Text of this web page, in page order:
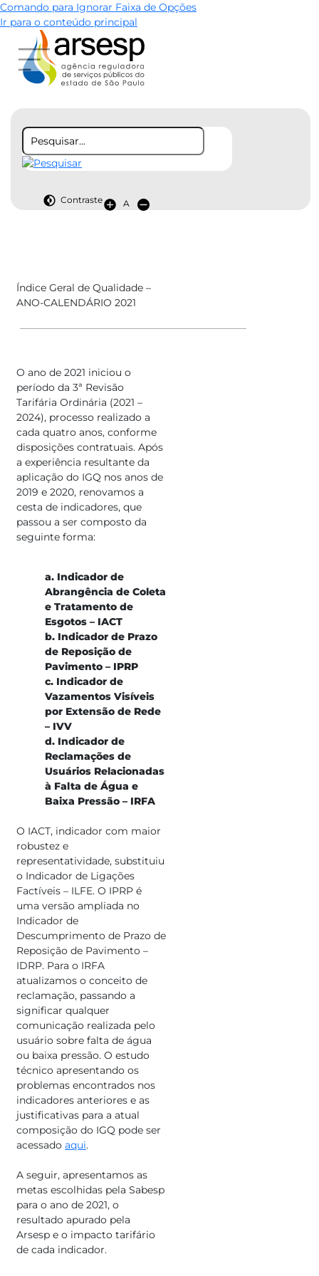
Comando para Ignorar Faixa de Opções
Ir para o conteúdo principal
Contraste A
Índice Geral de Qualidade –
ANO-CALENDÁRIO 2021​
O ano de 2021 iniciou o
período da 3ª Revisão
Tarifária Ordinária (2021 –
2024), processo realizado a
cada quatro anos, conforme
disposições contratuais. Após
a experiência resultante da
aplicação do IGQ nos anos de
2019 e 2020, renovamos a
cesta de indicadores, que
passou a ser composto da
seguinte forma:
a. Indicador de
Abrangência de Coleta
e Tratamento de
Esgotos – IACT
b. Indicador de Prazo
de Reposição de
Pavimento – IPRP
c. Indicador de
Vazamentos Visíveis
por Extensão de Rede
– IVV
d. Indicador de
Reclamações de
Usuários Relacionadas
à Falta de Água e
Baixa Pressão – IRFA
O IACT, indicador com maior
robustez e
representatividade, substituiu
o Indicador de Ligações
Factíveis – ILFE. O IPRP é
uma versão​ ampliada no
Indicador de
Descumprimento de Prazo de
Reposição de Pavimento –
IDRP. Para o IRFA
atualizamos o conceito de
reclamação, passando a
significar qualquer
comunicação realizada pelo
usuário sobre falta de água
ou baixa pressão. O estudo
técnico apresentando os
problemas encontrados nos
indicadores anteriores e as
justificativas para a atual
composição do IGQ pode ser
acessado aqui.
A seguir, apresentamos as
metas escolhidas pela Sabesp
para o ano de 2021, o
resultado apurado pela
Arsesp e o impacto tarifário
de cada indicador.